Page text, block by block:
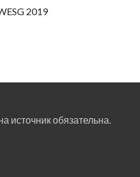
2019
источник обязательна.